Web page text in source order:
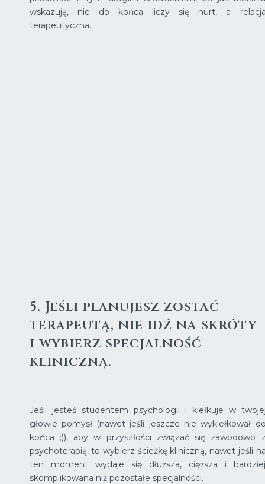
wskazują, nie do końca liczy się nurt, a
terapeutyczna.
5. Jeśli planujesz zostać
terapeutą, nie idź na skróty
i wybierz specjalność
kliniczną.
Jeśli jesteś studentem psychologii i kiełkuje w
głowie pomysł (nawet jeśli jeszcze nie wykiełkował
końca ;)), aby w przyszłości związać się zawodowo
psychoterapią, to wybierz ścieżkę kliniczną, nawet jeśli
ten moment wydaje się dłuższa, cięższa i
skomplikowana niż pozostałe specjalności.